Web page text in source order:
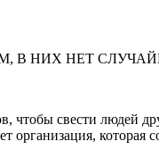
чтобы свести людей
организация,